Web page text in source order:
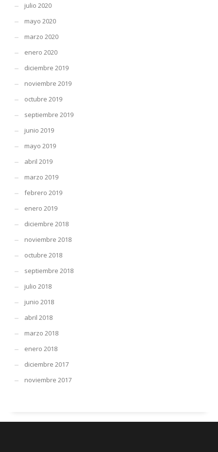
julio 2020
mayo 2020
marzo 2020
enero 2020
diciembre 2019
noviembre 2019
octubre 2019
septiembre 2019
junio 2019
mayo 2019
abril 2019
marzo 2019
febrero 2019
enero 2019
diciembre 2018
noviembre 2018
octubre 2018
septiembre 2018
julio 2018
junio 2018
abril 2018
marzo 2018
enero 2018
diciembre 2017
noviembre 2017